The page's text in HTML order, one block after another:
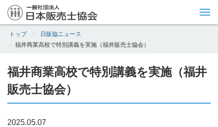
トップ
日販協ニュース
福井商業高校で特別講義を実施（福井販売士協会）
福井商業高校で特別講義を実施（福井
販売士協会）
2025.05.07